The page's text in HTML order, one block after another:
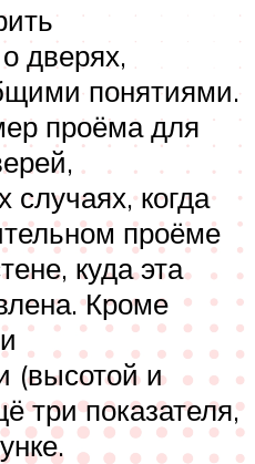
дверях,
понятиями.
проёма для
случаях, когда
проёме
куда эта
Кроме
(высотой и
три показателя,